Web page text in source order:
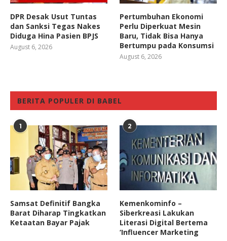
DPR Desak Usut Tuntas
dan Sanksi Tegas Nakes
Diduga Hina Pasien BPJS
August 6, 2026
Pertumbuhan Ekonomi
Perlu Diperkuat Mesin
Baru, Tidak Bisa Hanya
Bertumpu pada Konsumsi
August 6, 2026
BERITA POPULER DI BABEL
1
Samsat Definitif Bangka
Barat Diharap Tingkatkan
Ketaatan Bayar Pajak
2
Kemenkominfo –
Siberkreasi Lakukan
Literasi Digital Bertema
‘Influencer Marketing